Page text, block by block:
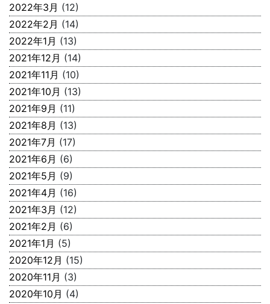
2022年3月 (12)
2022年2月 (14)
2022年1月 (13)
2021年12月 (14)
2021年11月 (10)
2021年10月 (13)
2021年9月 (11)
2021年8月 (13)
2021年7月 (17)
2021年6月 (6)
2021年5月 (9)
2021年4月 (16)
2021年3月 (12)
2021年2月 (6)
2021年1月 (5)
2020年12月 (15)
2020年11月 (3)
2020年10月 (4)